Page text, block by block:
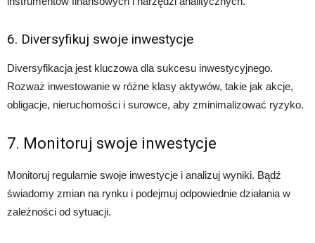
6. Diversyfikuj swoje inwestycje
Diversyfikacja jest kluczowa dla sukcesu inwestycyjnego.
Rozważ inwestowanie w różne klasy aktywów, takie jak akcje,
obligacje, nieruchomości i surowce, aby zminimalizować ryzyko.
7. Monitoruj swoje inwestycje
Monitoruj regularnie swoje inwestycje i analizuj wyniki. Bądź
świadomy zmian na rynku i podejmuj odpowiednie działania w
zależności od sytuacji.